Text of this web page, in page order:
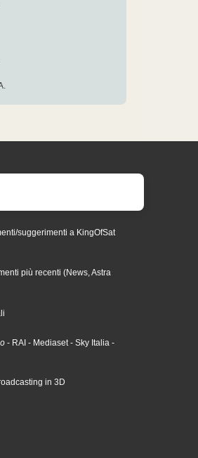
suggerimenti a KingOfSat
più recenti (News, Astra
- RAI - Mediaset- Sky Italia -
in 3D